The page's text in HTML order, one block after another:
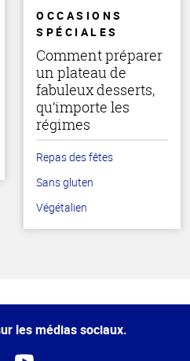
OCCASIONS
SPÉCIALES
Comment préparer
un plateau de
fabuleux desserts,
qu’importe les
régimes
Repas des fêtes
Sans gluten
Végétalien
les médias sociaux.